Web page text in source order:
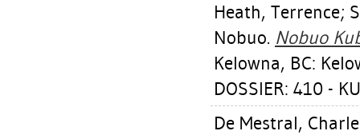
Heath, Terrence;
Nobuo. Nobuo
Kelowna, BC:
DOSSIER: 410 -
De Mestral,